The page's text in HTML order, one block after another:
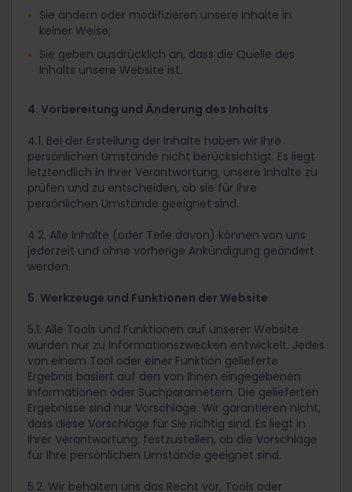
Sie ändern oder modifizieren unsere Inhalte in
keiner Weise;
Sie geben ausdrücklich an, dass die Quelle des
Inhalts unsere Website ist.
4. Vorbereitung und Änderung des Inhalts
4.1. Bei der Erstellung der Inhalte haben wir Ihre
persönlichen Umstände nicht berücksichtigt. Es liegt
letztendlich in Ihrer Verantwortung, unsere Inhalte zu
prüfen und zu entscheiden, ob sie für Ihre
persönlichen Umstände geeignet sind.
4.2. Alle Inhalte (oder Teile davon) können von uns
jederzeit und ohne vorherige Ankündigung geändert
werden.
5. Werkzeuge und Funktionen der Website
5.1. Alle Tools und Funktionen auf unserer Website
wurden nur zu Informationszwecken entwickelt. Jedes
von einem Tool oder einer Funktion gelieferte
Ergebnis basiert auf den von Ihnen eingegebenen
Informationen oder Suchparametern. Die gelieferten
Ergebnisse sind nur Vorschläge. Wir garantieren nicht,
dass diese Vorschläge für Sie richtig sind. Es liegt in
Ihrer Verantwortung, festzustellen, ob die Vorschläge
für Ihre persönlichen Umstände geeignet sind.
5.2. Wir behalten uns das Recht vor, Tools oder